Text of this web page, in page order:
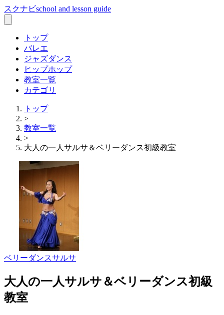
スクナビschool and lesson guide
トップ
バレエ
ジャズダンス
ヒップホップ
教室一覧
カテゴリ
トップ
>
教室一覧
>
大人の一人サルサ＆ベリーダンス初級教室
ベリーダンスサルサ
大人の一人サルサ＆ベリーダンス初級
教室